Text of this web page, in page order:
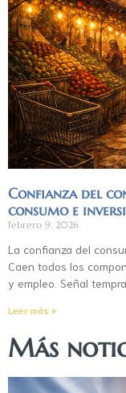
Confianza del
consumo e
febrero 9, 2026
La confianza del
Caen todos los
y empleo. Señal
Leer más »
Más